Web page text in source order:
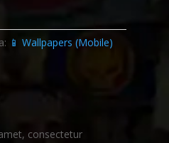
📱 Wallpapers (Mobile)
consectetur